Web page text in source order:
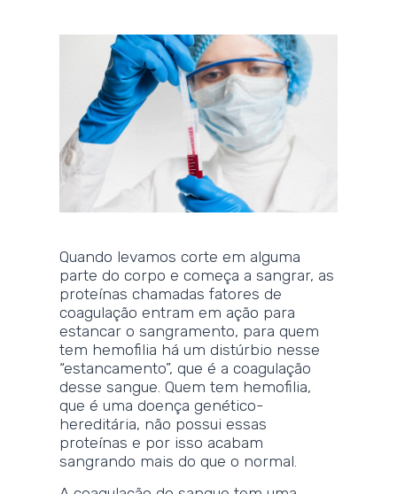
Quando levamos corte em alguma
parte do corpo e começa a sangrar, as
proteínas chamadas fatores de
coagulação entram em ação para
estancar o sangramento, para quem
tem hemofilia há um distúrbio nesse
“estancamento”, que é a coagulação
desse sangue. Quem tem hemofilia,
que é uma doença genético-
hereditária, não possui essas
proteínas e por isso acabam
sangrando mais do que o normal.